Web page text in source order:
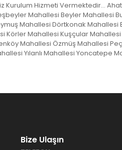
Kurulum Hizmeti Vermektedir…
Mahallesi Beyler
Mahallesi Dörtkonak
Körler Mahallesi Kuşçular
Mahallesi Özmüş Mahallesi
Yılanlı Mahallesi Yoncatepe
Bize Ulaşın